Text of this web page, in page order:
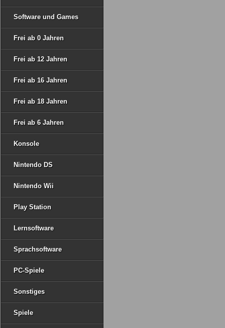
Software und Games
Frei ab 0 Jahren
Frei ab 12 Jahren
Frei ab 16 Jahren
Frei ab 18 Jahren
Frei ab 6 Jahren
Konsole
Nintendo DS
Nintendo Wii
Play Station
Lernsoftware
Sprachsoftware
PC-Spiele
Sonstiges
Spiele